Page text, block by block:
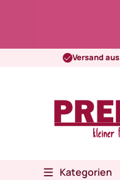
Versand
Kategorien